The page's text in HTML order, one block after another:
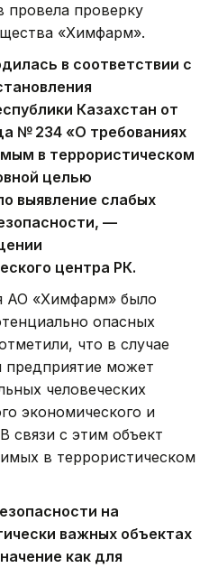
провела проверку
«Химфарм».
в соответствии с
Казахстан от
№ 234 «О требованиях
в террористическом
целью
выявление слабых
—
центра РК.
АО «Химфарм» было
опасных
что в случае
предприятие может
человеческих
экономического и
связи с этим объект
в террористическом
на
важных объектах
как для